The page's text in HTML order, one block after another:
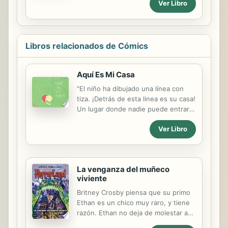
vivido con resignación, esperando a
que su inestable magia consuma sus
cuerpos. Sus conclusiones apuntan a
que un espíritu superior podría
regular esa magia, ya que Shizu ya lo
su interior. Por eso, Rimur y los niños
han decidido poner rumbo hacia la
morada de los espíritus...
Ver Libro
Libros relacionados de Cómics
Aquí Es Mi Casa
"El niño ha dibujado una línea con
tiza. ¡Detrás de esta linea es su casa!
Un lugar donde nadie puede entrar.
Pero el conejo, el caracol, la hoja del
árbol y las nubes se ríen de las
fronteras ..."--Cover, P. [4].
Ver Libro
La venganza del muñeco
viviente
Britney Crosby piensa que su primo
Ethan es un chico muy raro, y tiene
razón. Ethan no deja de molestar a